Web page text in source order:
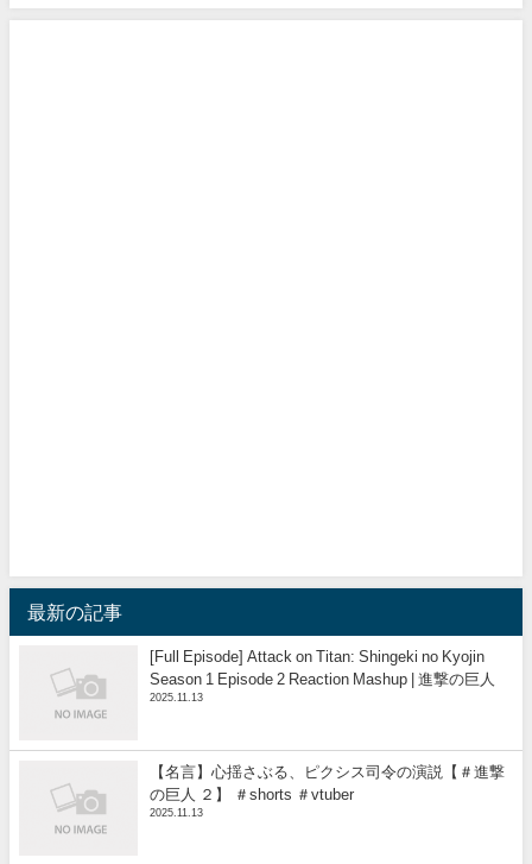
最新の記事
[Full Episode] Attack on Titan: Shingeki no Kyojin
Season 1 Episode 2 Reaction Mashup | 進撃の巨人
2025.11.13
【名言】心揺さぶる、ピクシス司令の演説【＃進撃
の巨人 ２】 ＃shorts ＃vtuber
2025.11.13